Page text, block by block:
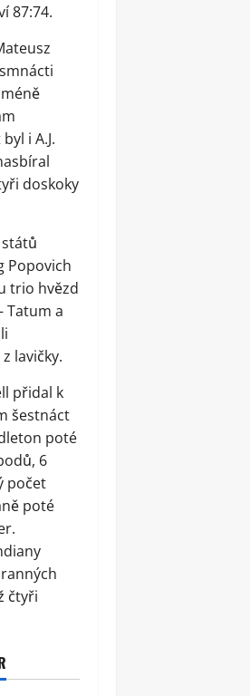
87:74.
i A.J.
doskoky
Popovich
trio hvězd
Tatum a
lavičky.
přidal k
šestnáct
poté
6
počet
poté
čtyři